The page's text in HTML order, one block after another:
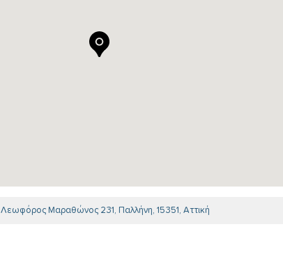
Λεωφόρος Μαραθώνος 231, Παλλήνη, 15351, Αττική